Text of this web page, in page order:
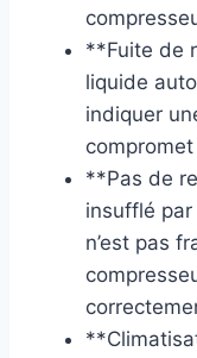
**Fuite de
liquide
indiquer
**Pas de
insufflé
n’est pas